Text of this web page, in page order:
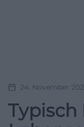
24. November
Typisch